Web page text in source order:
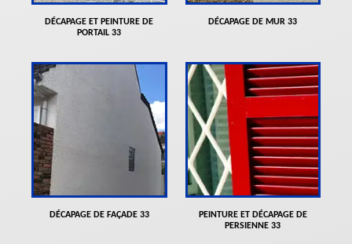
DÉCAPAGE ET PEINTURE DE
PORTAIL 33
DÉCAPAGE DE MUR 33
DÉCAPAGE DE FAÇADE 33
PEINTURE ET DÉCAPAGE DE
PERSIENNE 33